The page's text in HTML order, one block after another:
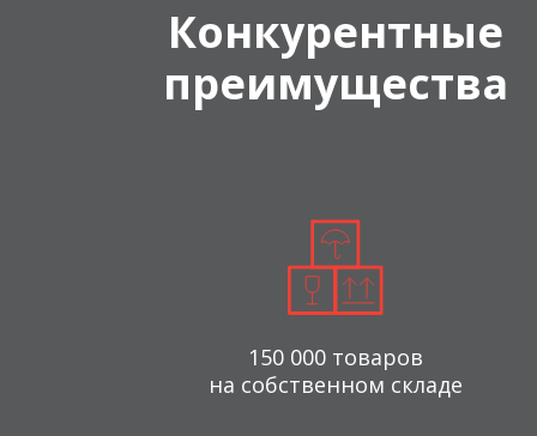
Конкурентные
преимущества
150 000 товаров
на собственном складе